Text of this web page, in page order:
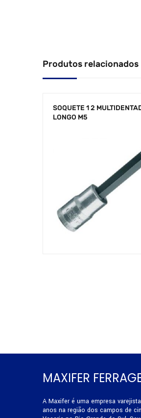
Produtos relacionados
SOQUETE 1 2
LONGO M5
MAXIFER
A Maxifer é uma empresa
anos na região dos campos de